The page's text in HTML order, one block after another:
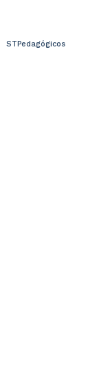
STPedagógicos